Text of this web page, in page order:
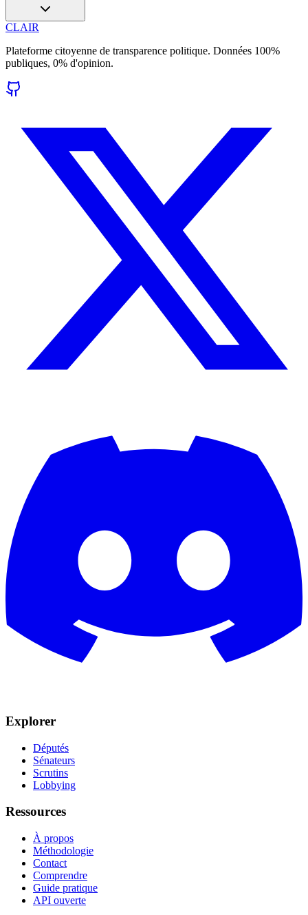
CLAIR
Plateforme citoyenne de transparence politique. Données 100%
publiques, 0% d'opinion.
Explorer
Députés
Sénateurs
Scrutins
Lobbying
Ressources
À propos
Méthodologie
Contact
Comprendre
Guide pratique
API ouverte